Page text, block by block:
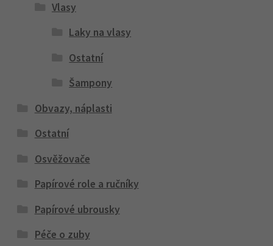
Vlasy
Laky na vlasy
Ostatní
Šampony
Obvazy, náplasti
Ostatní
Osvěžovače
Papírové role a ručníky
Papírové ubrousky
Péče o zuby